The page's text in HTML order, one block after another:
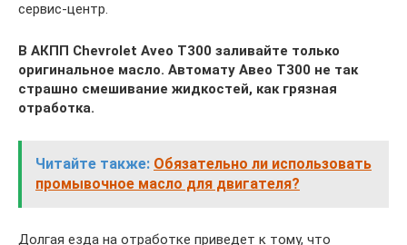
сервис-центр.
В АКПП Chevrolet Aveo T300 заливайте только
оригинальное масло. Автомату Авео Т300 не так
страшно смешивание жидкостей, как грязная
отработка.
Читайте также: Обязательно ли использовать
промывочное масло для двигателя?
Долгая езда на отработке приведет к тому, что